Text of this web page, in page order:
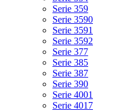
Serie 359
Serie 3590
Serie 3591
Serie 3592
Serie 377
Serie 385
Serie 387
Serie 390
Serie 4001
Serie 4017